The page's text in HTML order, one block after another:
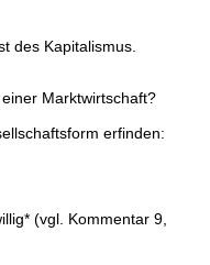
des Kapitalismus.
Marktwirtschaft?
erfinden:
(vgl. Kommentar 9,